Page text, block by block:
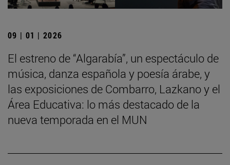
09 | 01 | 2026
El estreno de “Algarabía”, un espectáculo de
música, danza española y poesía árabe, y
las exposiciones de Combarro, Lazkano y el
Área Educativa: lo más destacado de la
nueva temporada en el MUN